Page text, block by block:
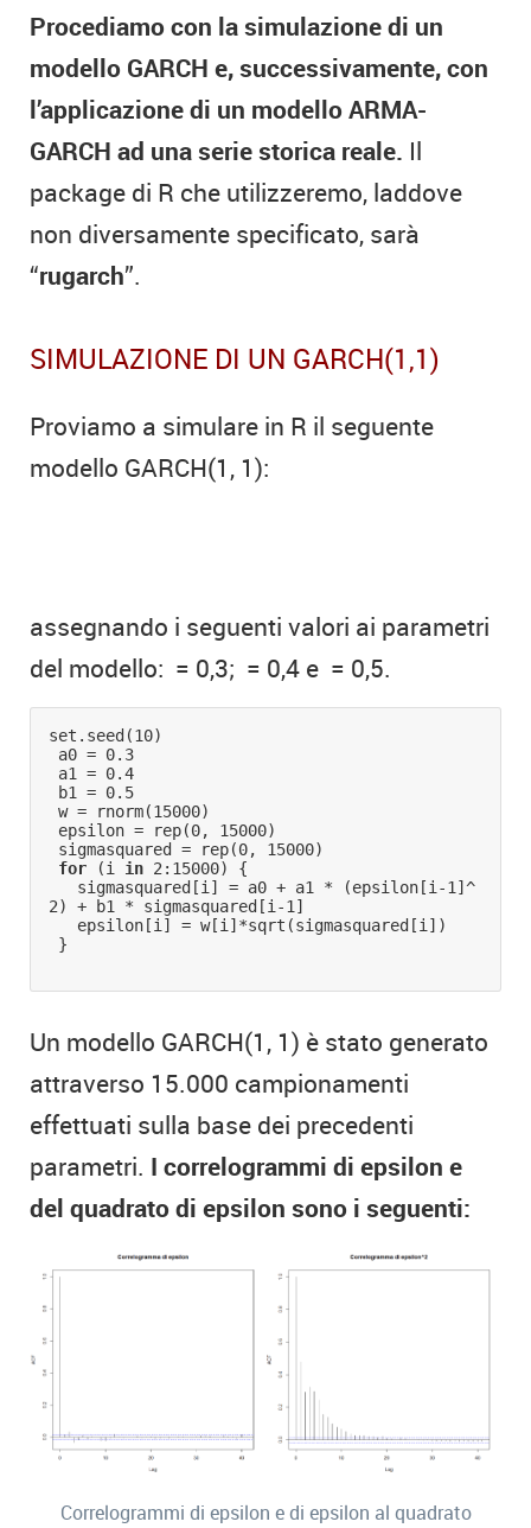
Procediamo con la simulazione di un
modello GARCH e, successivamente, con
l’applicazione di un modello ARMA-
GARCH ad una serie storica reale. Il
package di R che utilizzeremo, laddove
non diversamente specificato, sarà
“rugarch”.
SIMULAZIONE DI UN GARCH(1,1)
Proviamo a simulare in R il seguente
modello GARCH(1, 1):
assegnando i seguenti valori ai parametri
del modello: = 0,3; = 0,4 e = 0,5.
set.seed(10)
a0 = 0.3
a1 = 0.4
b1 = 0.5
w = rnorm(15000)
epsilon = rep(0, 15000)
sigmasquared = rep(0, 15000)
for
(i in 2:15000) {
2) + b1 * sigmasquared[i-1]
epsilon[i] = w[i]*sqrt(sigmasquared[i])
}
Un modello GARCH(1, 1) è stato generato
attraverso 15.000 campionamenti
effettuati sulla base dei precedenti
parametri. I correlogrammi di epsilon e
del quadrato di epsilon sono i seguenti:
Correlogrammi di epsilon e di epsilon al quadrato